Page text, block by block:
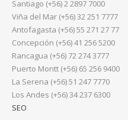
Santiago (+56) 2 2897 7000
Viña del Mar (+56) 32 251 7777
Antofagasta (+56) 55 271 27 77
Concepción (+56) 41 256 5200
Rancagua (+56) 72 274 3777
Puerto Montt (+56) 65 256 9400
La Serena (+56) 51 247 7770
Los Andes (+56) 34 237 6300
SEO